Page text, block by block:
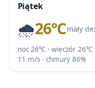
Piątek
🌧️26℃mały
noc 26℃ · wieczór 26℃
11 m/s · chmury 86%